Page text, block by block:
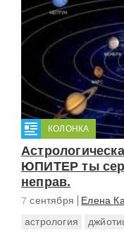
КОЛОНКА
ЮПИТЕР ты
неправ.
7 сентября Елена
астрология